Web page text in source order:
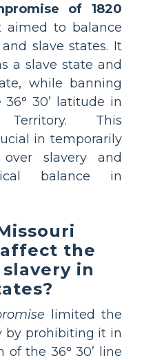
of 1820
aimed to balance
slave states. It
a slave state and
while banning
30’ latitude in
This
in temporarily
slavery and
balance in
the
in
limited the
by prohibiting it in
the 36° 30’ line